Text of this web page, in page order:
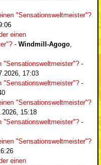
"Sensationsweltmeister"?
einen
- Windmill-Agogo
"Sensationsweltmeister"? -
17:03
"Sensationsweltmeister"? -
"Sensationsweltmeister"?
15:18
"Sensationsweltmeister"? -
"Sensationsweltmeister"?
einen